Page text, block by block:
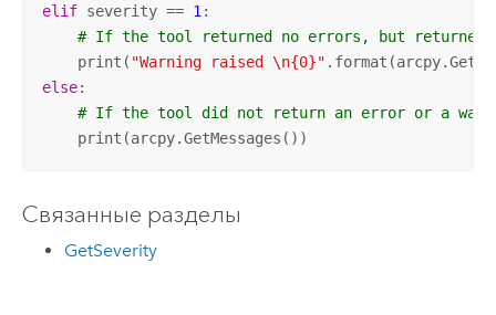
elif severity == 1 :
# If the tool returned no errors, but returned
    print(
"Warning raised \n{0}"
else:
# If the tool did not return an error or a
    print(arcpy.GetMessages())
Связанные разделы
GetSeverity